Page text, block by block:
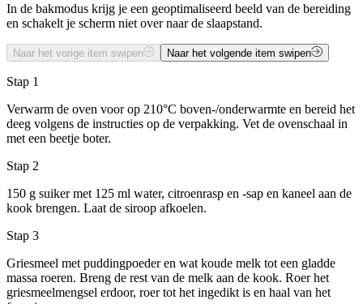
In de bakmodus krijg je een geoptimaliseerd beeld van de bereiding
en schakelt je scherm niet over naar de slaapstand.
Naar het vorige item swipen Naar het volgende item swipen
Stap 1
Verwarm de oven voor op 210°C boven-/onderwarmte en bereid het
deeg volgens de instructies op de verpakking. Vet de ovenschaal in
met een beetje boter.
Stap 2
150 g suiker met 125 ml water, citroenrasp en -sap en kaneel aan de
kook brengen. Laat de siroop afkoelen.
Stap 3
Griesmeel met puddingpoeder en wat koude melk tot een gladde
massa roeren. Breng de rest van de melk aan de kook. Roer het
griesmeelmengsel erdoor, roer tot het ingedikt is en haal van het